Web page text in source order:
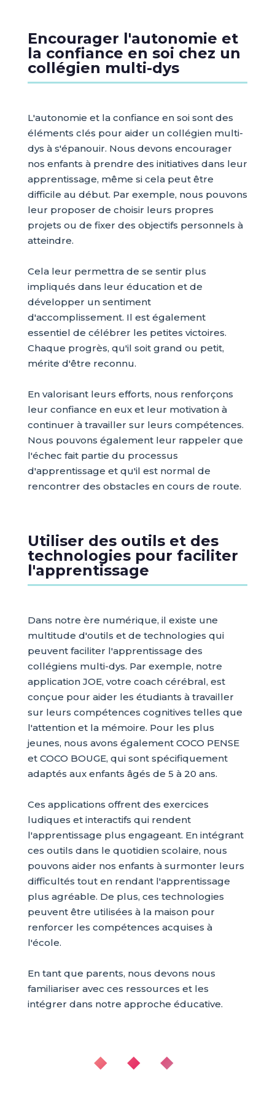
Encourager l'autonomie et
la confiance en soi chez un
collégien multi-dys
L'autonomie et la confiance en soi sont des
éléments clés pour aider un collégien multi-
dys à s'épanouir. Nous devons encourager
nos enfants à prendre des initiatives dans leur
apprentissage, même si cela peut être
difficile au début. Par exemple, nous pouvons
leur proposer de choisir leurs propres
projets ou de fixer des objectifs personnels à
atteindre.
Cela leur permettra de se sentir plus
impliqués dans leur éducation et de
développer un sentiment
d'accomplissement. Il est également
essentiel de célébrer les petites victoires.
Chaque progrès, qu'il soit grand ou petit,
mérite d'être reconnu.
En valorisant leurs efforts, nous renforçons
leur confiance en eux et leur motivation à
continuer à travailler sur leurs compétences.
Nous pouvons également leur rappeler que
l'échec fait partie du processus
d'apprentissage et qu'il est normal de
rencontrer des obstacles en cours de route.
Utiliser des outils et des
technologies pour faciliter
l'apprentissage
Dans notre ère numérique, il existe une
multitude d'outils et de technologies qui
peuvent faciliter l'apprentissage des
collégiens multi-dys. Par exemple, notre
application JOE, votre coach cérébral, est
conçue pour aider les étudiants à travailler
sur leurs compétences cognitives telles que
l'attention et la mémoire. Pour les plus
jeunes, nous avons également COCO PENSE
et COCO BOUGE, qui sont spécifiquement
adaptés aux enfants âgés de 5 à 20 ans.
Ces applications offrent des exercices
ludiques et interactifs qui rendent
l'apprentissage plus engageant. En intégrant
ces outils dans le quotidien scolaire, nous
pouvons aider nos enfants à surmonter leurs
difficultés tout en rendant l'apprentissage
plus agréable. De plus, ces technologies
peuvent être utilisées à la maison pour
renforcer les compétences acquises à
l'école.
En tant que parents, nous devons nous
familiariser avec ces ressources et les
intégrer dans notre approche éducative.
◆ ◆ ◆